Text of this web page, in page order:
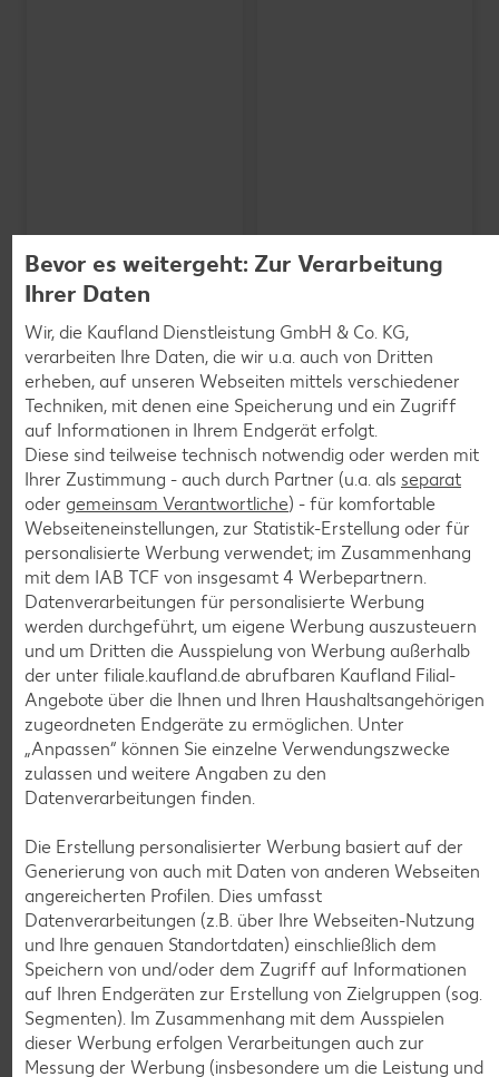
SCHWARZWALDMILCH
Bioland frische Vollmilch,
3,8 % Fett
nur
1.59
nur
1.29
K-TAKE IT VEGGIE
versch. Sorten
je 400-g-Becher
(1 kg = 3.23)
1.29
Weitere Angebote anzeigen
Diese Artikel findest du an unserer
Frischetheke
Bevor es weitergeht: Zur Verarbeitung
Ihrer Daten
Wir, die Kaufland Dienstleistung GmbH & Co. KG,
verarbeiten Ihre Daten, die wir u.a. auch von Dritten
erheben, auf unseren Webseiten mittels verschiedener
Techniken, mit denen eine Speicherung und ein Zugriff
auf Informationen in Ihrem Endgerät erfolgt.
Diese sind teilweise technisch notwendig oder werden mit
Ihrer Zustimmung - auch durch Partner (u.a. als separat
oder gemeinsam Verantwortliche) - für komfortable
Webseiteneinstellungen, zur Statistik-Erstellung oder für
personalisierte Werbung verwendet; im Zusammenhang
mit dem IAB TCF von insgesamt 4 Werbepartnern.
Datenverarbeitungen für personalisierte Werbung
werden durchgeführt, um eigene Werbung auszusteuern
und um Dritten die Ausspielung von Werbung außerhalb
der unter filiale.kaufland.de abrufbaren Kaufland Filial-
Angebote über die Ihnen und Ihren Haushaltsangehörigen
zugeordneten Endgeräte zu ermöglichen. Unter
„Anpassen“ können Sie einzelne Verwendungszwecke
zulassen und weitere Angaben zu den
Datenverarbeitungen finden.
Die Erstellung personalisierter Werbung basiert auf der
Generierung von auch mit Daten von anderen Webseiten
angereicherten Profilen. Dies umfasst
Datenverarbeitungen (z.B. über Ihre Webseiten-Nutzung
und Ihre genauen Standortdaten) einschließlich dem
Speichern von und/oder dem Zugriff auf Informationen
auf Ihren Endgeräten zur Erstellung von Zielgruppen (sog.
Segmenten). Im Zusammenhang mit dem Ausspielen
dieser Werbung erfolgen Verarbeitungen auch zur
Messung der Werbung (insbesondere um die Leistung und